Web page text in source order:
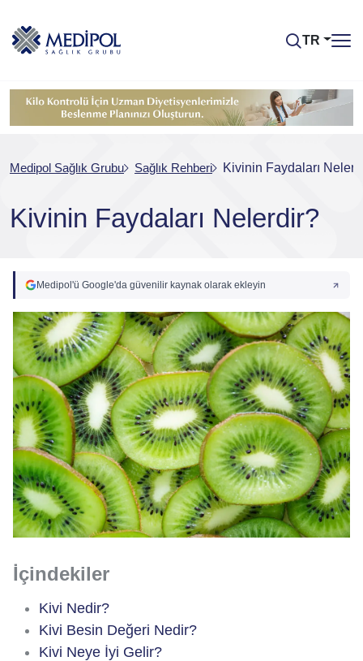
TR
Medipol Sağlık Grubu Sağlık Rehberi Kivinin Faydaları
Kivinin Faydaları Nelerdir?
Medipol'ü Google'da güvenilir kaynak olarak ekleyin
İçindekiler
Kivi Nedir?
Kivi Besin Değeri Nedir?
Kivi Neye İyi Gelir?